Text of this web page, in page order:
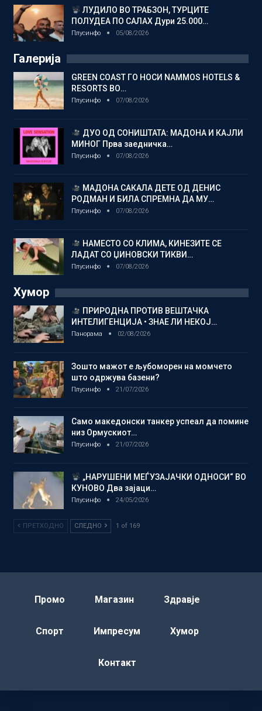
ЛУДИЛО ВО ТРАБЗОН, ТУРЦИТЕ
ПОЛУДЕА ПО САЛАХ Дури 25.000…
Плусинфо 05/08/2026
Галерија
GREEN COAST ГО НОСИ NAMMOS HOTELS &
RESORTS ВО…
Плусинфо 07/08/2026
ДУО ОД СОНИШТАТА: МАДОНА И КАЈЛИ
МИНОГ Прва заедничка…
Плусинфо 07/08/2026
МАДОНА САКАЛА ДЕТЕ ОД ДЕНИС
РОДМАН И БИЛА СПРЕМНА ДА МУ…
Плусинфо 07/08/2026
НАМЕСТО СО КЛИМА, КИНЕЗИТЕ СЕ
ЛАДАТ СО ЏИНОВСКИ ТИКВИ…
Плусинфо 07/08/2026
Хумор
ПРИРОДНА ПРОТИВ ВЕШТАЧКА
ИНТЕЛИГЕНЦИЈА • ЗНАЕ ЛИ НЕКОЈ…
Панорама 02/08/2026
Зошто мажот е љубоморен на момчето
што одржува базени?
Плусинфо 21/07/2026
Само македонски танкер успеал да помине
низ Ормускиот…
Плусинфо 21/07/2026
„НАРУШЕНИ МЕЃУЗАЈАЧКИ ОДНОСИ“ ВО
КУНОВО Два зајаци…
Плусинфо 24/05/2026
ПРЕТХОДНО СЛЕДНО 1 of 169
Промо Магазин Здравје
Спорт Импресум Хумор
Контакт